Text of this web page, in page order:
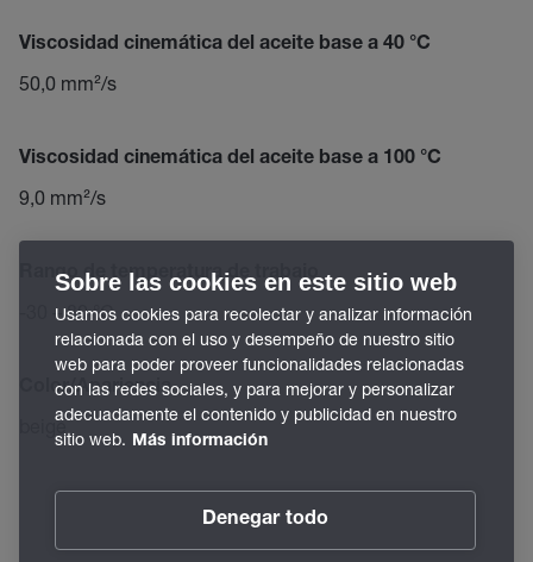
Viscosidad cinemática del aceite base a 40 °C
50,0 mm²/s
Viscosidad cinemática del aceite base a 100 °C
9,0 mm²/s
Rango de temperatura de trabajo
-30 – 80 °C
Color/Apariencia
beige
Sobre las cookies en este sitio web
Usamos cookies para recolectar y analizar información
relacionada con el uso y desempeño de nuestro sitio
web para poder proveer funcionalidades relacionadas
con las redes sociales, y para mejorar y personalizar
adecuadamente el contenido y publicidad en nuestro
sitio web. Más información
Denegar todo